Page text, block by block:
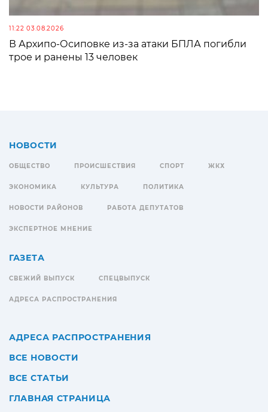
11:22 03.08.2026
В Архипо-Осиповке из-за атаки БПЛА погибли
трое и ранены 13 человек
НОВОСТИ
ОБЩЕСТВО ПРОИСШЕСТВИЯ СПОРТ ЖКХ
ЭКОНОМИКА КУЛЬТУРА ПОЛИТИКА
НОВОСТИ РАЙОНОВ РАБОТА ДЕПУТАТОВ
ЭКСПЕРТНОЕ МНЕНИЕ
ГАЗЕТА
СВЕЖИЙ ВЫПУСК СПЕЦВЫПУСК
АДРЕСА РАСПРОСТРАНЕНИЯ
АДРЕСА РАСПРОСТРАНЕНИЯ
ВСЕ НОВОСТИ
ВСЕ СТАТЬИ
ГЛАВНАЯ СТРАНИЦА